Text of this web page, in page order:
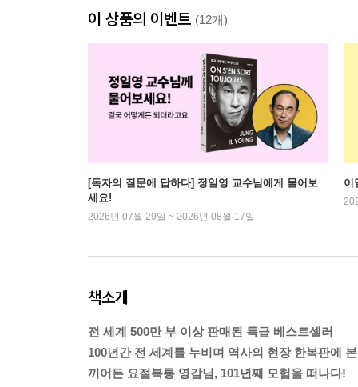
이 상품의 이벤트 (12개)
[독자의 질문에 답하다] 정일영 교수님에게 물어보
세요!
2026년 07월 29일 ~ 2026년 08월 17일
이
책소개
전 세계 500만 부 이상 판매된 특급 베스트셀러
100년간 전 세계를 누비며 역사의 현장 한복판에
끼어든 요절복통 영감님, 101년째 모험을 떠나다!